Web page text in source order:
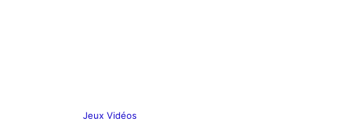
Jeux Vidéos